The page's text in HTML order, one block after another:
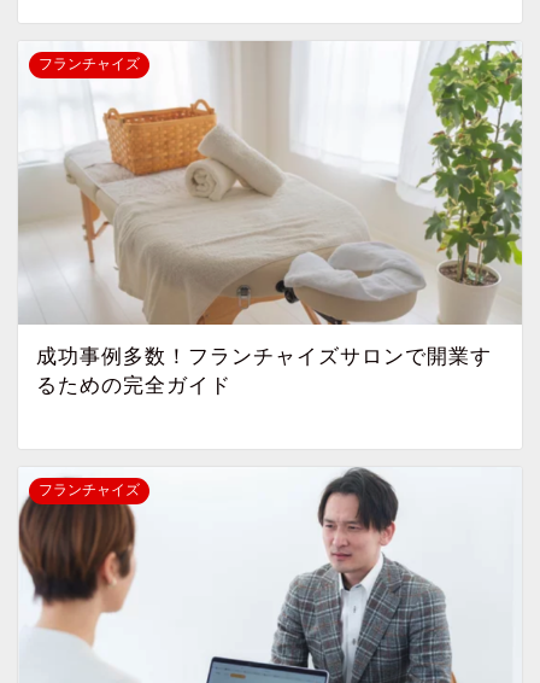
フランチャイズ
成功事例多数！フランチャイズサロンで開業す
るための完全ガイド
フランチャイズ